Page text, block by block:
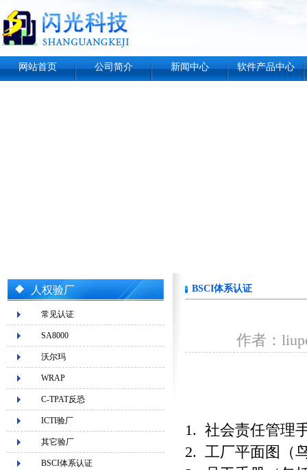
网站首页 公司简介 新闻中心 软件产品中心
人权验厂
常见认证
SA8000
沃尔玛
WRAP
C-TPAT反恐
ICTI验厂
其它验厂
BSCI体系认证
BSCI体系认证
作者：
1. 社会责任管理
2. 工厂平面图（